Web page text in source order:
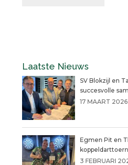
Laatste Nieuws
SV Blokzijl en
succesvolle
17 MAART 2026
Egmen Pit en
3 FEBRUARI